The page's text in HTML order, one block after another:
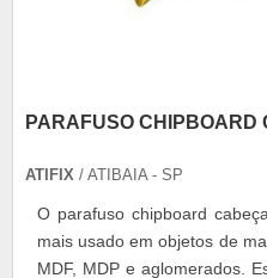
PARAFUSO CHIPBOARD
ATIFIX / ATIBAIA - SP
O parafuso chipboard
mais usado em objetos de
MDF, MDP e aglomerados.